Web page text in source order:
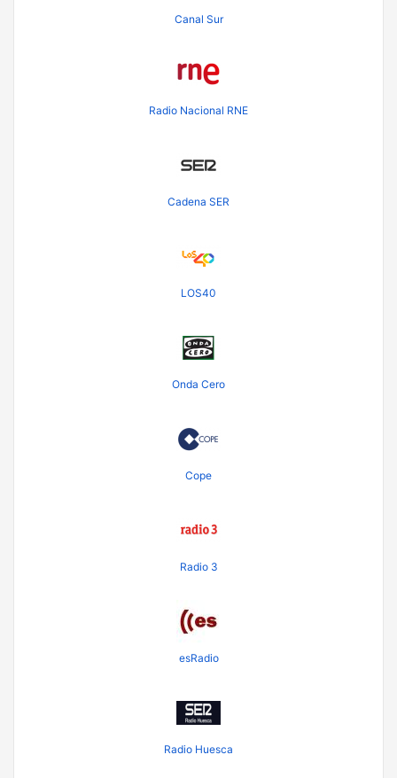
Canal Sur
Radio Nacional RNE
Cadena SER
LOS40
Onda Cero
Cope
Radio 3
esRadio
Radio Huesca